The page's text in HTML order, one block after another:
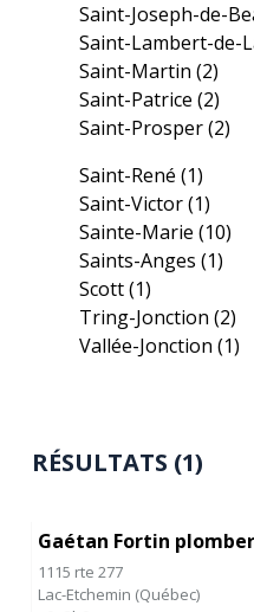
Saint-Joseph-de-
Saint-Lambert-de-
Saint-Martin(2)
Saint-Patrice(2)
Saint-Prosper(2)
Saint-René(1)
Saint-Victor(1)
Sainte-Marie(10)
Saints-Anges(1)
Scott(1)
Tring-Jonction(2)
Vallée-Jonction(1)
RÉSULTATS (1)
Gaétan Fortin
1115 rte 277
Lac-Etchemin (Québec)